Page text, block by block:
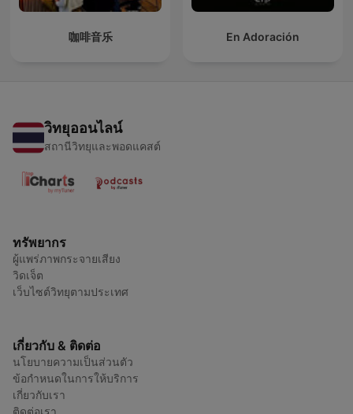
咖啡音乐 En Adoración
วิทยุออนไลน์
สถานีวิทยุและพอดแคสต์
ทรัพยากร
ผู้แพร่ภาพกระจายเสียง
วิดเจ็ต
เว็บไซต์วิทยุตามประเทศ
เกี่ยวกับ & ติดต่อ
นโยบายความเป็นส่วนตัว
ข้อกำหนดในการให้บริการ
เกี่ยวกับเรา